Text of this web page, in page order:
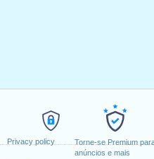
Privacy policy
Torne-se Premium
anúncios e mais